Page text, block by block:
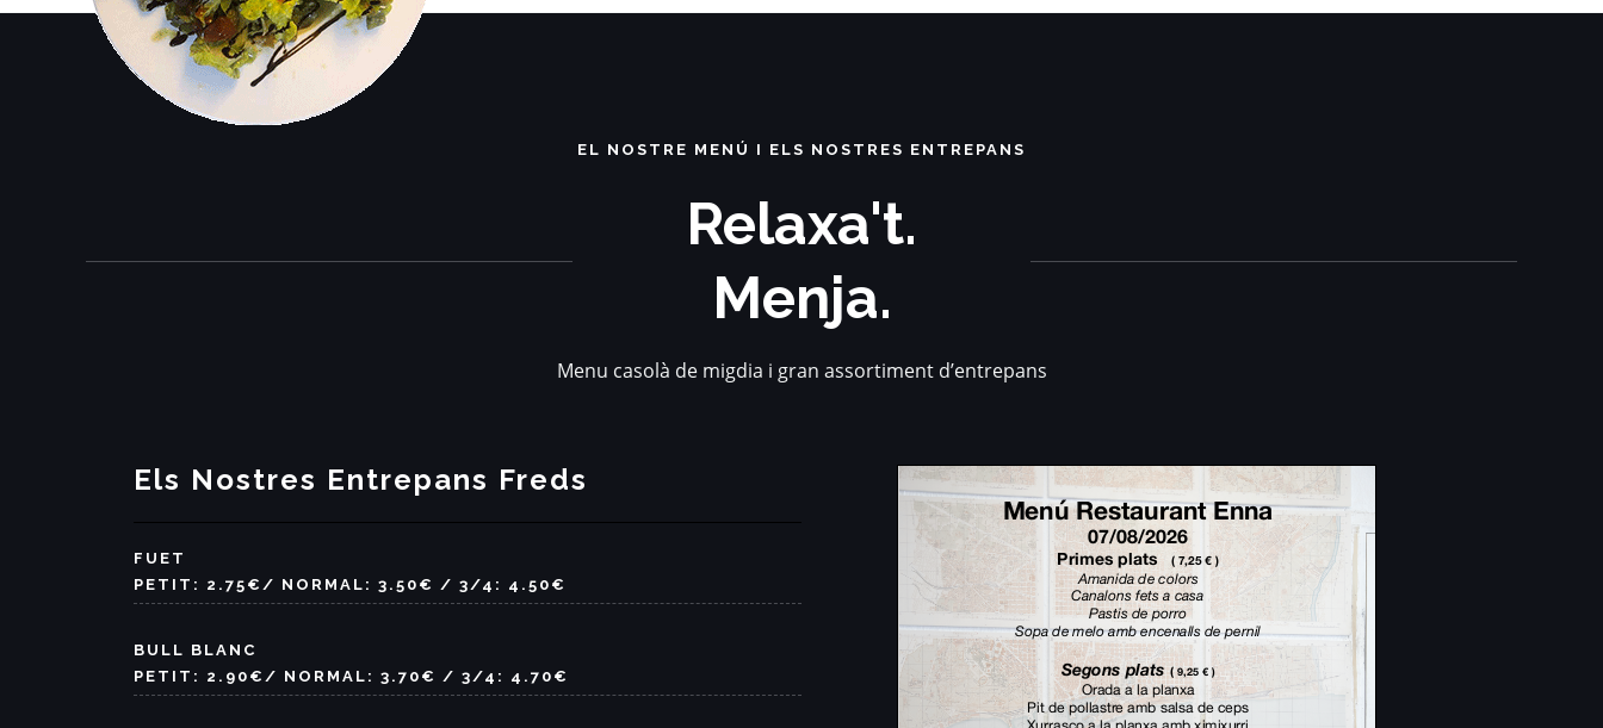
EL NOSTRE MENÚ I ELS NOSTRES ENTREPANS
Relaxa't.
Menja.
Menu casolà de migdia i gran assortiment d’entrepans
Els Nostres Entrepans Freds
FUET
PETIT: 2.75€/ NORMAL: 3.50€ / 3/4: 4.50€
BULL BLANC
PETIT: 2.90€/ NORMAL: 3.70€ / 3/4: 4.70€